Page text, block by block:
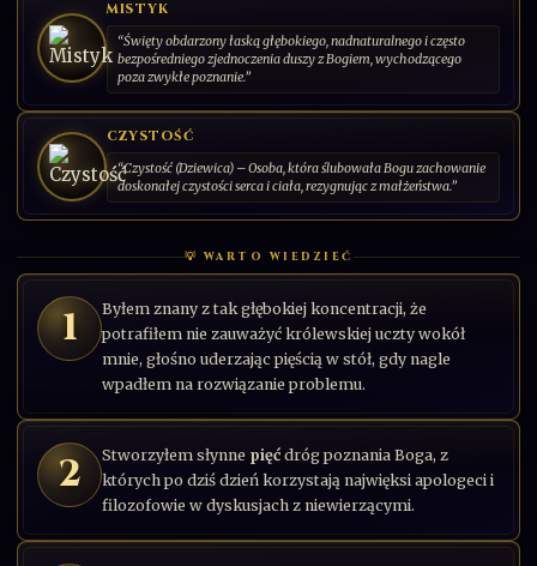
MISTYK
“Święty obdarzony łaską głębokiego, nadnaturalnego i często
bezpośredniego zjednoczenia duszy z Bogiem, wychodzącego
poza zwykłe poznanie.”
CZYSTOŚĆ
“Czystość (Dziewica) – Osoba, która ślubowała Bogu zachowanie
doskonałej czystości serca i ciała, rezygnując z małżeństwa.”
💡 WARTO WIEDZIEĆ
1
Byłem znany z tak głębokiej koncentracji, że
potrafiłem nie zauważyć królewskiej uczty wokół
mnie, głośno uderzając pięścią w stół, gdy nagle
wpadłem na rozwiązanie problemu.
2 Stworzyłem słynne pięć dróg poznania Boga, z
których po dziś dzień korzystają najwięksi apologeci i
filozofowie w dyskusjach z niewierzącymi.